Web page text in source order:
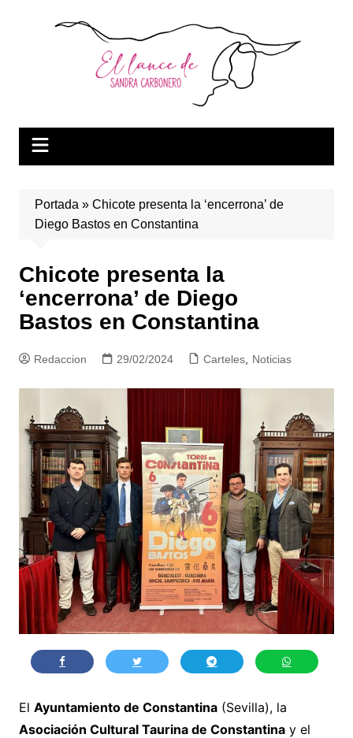
Portada » Chicote presenta la ‘encerrona’ de
Diego Bastos en Constantina
Chicote presenta la
‘encerrona’ de Diego
Bastos en Constantina
Redaccion 29/02/2024 Carteles, Noticias
El Ayuntamiento de Constantina(Sevilla), la
Asociación Cultural Taurina de Constantinay el